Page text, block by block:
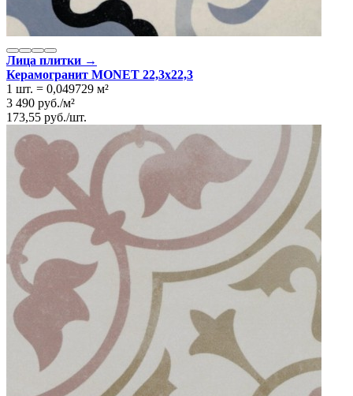
Лица плитки →
Керамогранит MONET 22,3x22,3
1 шт. = 0,049729 м²
3 490 руб./м²
173,55 руб./шт.